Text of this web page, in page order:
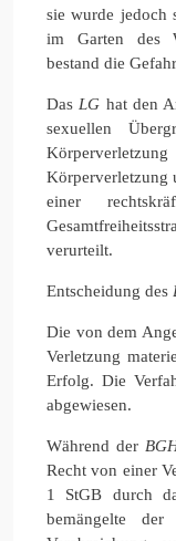
sie wurde jedoch
im Garten des
bestand die
Das LG hat den
sexuellen
Körperverletzung
einer
verurteilt.
Entscheidung des
Die von dem
Verletzung
Erfolg. Die
abgewiesen.
Während der
Recht von einer
1 StGB durch
bemängelte